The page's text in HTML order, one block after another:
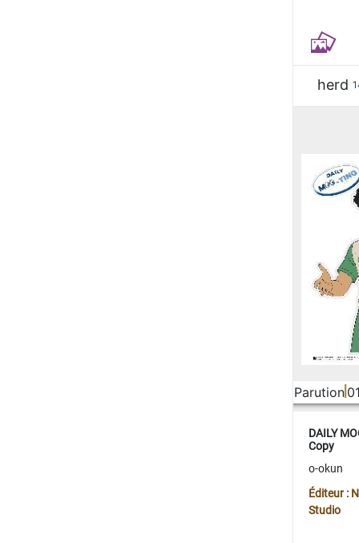
herd
Parution
DAILY
Copy
o-okun
Éditeur :
Studio